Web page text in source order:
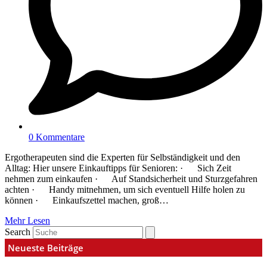
0 Kommentare
Ergotherapeuten sind die Experten für Selbständigkeit und den
Alltag: Hier unsere Einkauftipps für Senioren: · Sich Zeit
nehmen zum einkaufen · Auf Standsicherheit und Sturzgefahren
achten · Handy mitnehmen, um sich eventuell Hilfe holen zu
können · Einkaufszettel machen, groß…
Mehr Lesen
Search
Neueste Beiträge